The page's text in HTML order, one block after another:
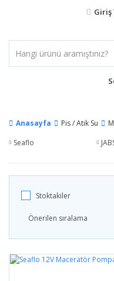
Giriş
Anasayfa Pis / Atık Su
Seaflo
Stoktakiler